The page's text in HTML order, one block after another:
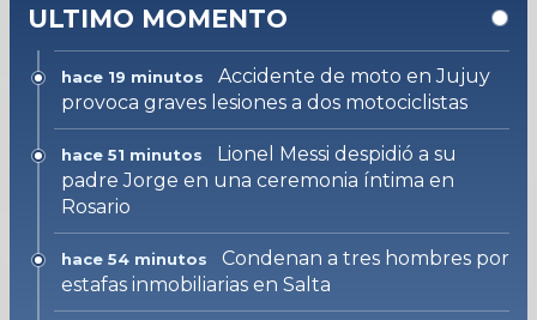
ULTIMO MOMENTO
hace 19 minutos
Accidente de moto en Jujuy
provoca graves lesiones a dos motociclistas
hace 51 minutos
Lionel Messi despidió a su
padre Jorge en una ceremonia íntima en
Rosario
hace 54 minutos
Condenan a tres hombres por
estafas inmobiliarias en Salta